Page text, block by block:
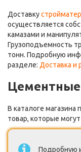
Доставку
осуществляется
камазами и
Грузоподъемность
тонн. Подробную
разделе: Доставка и
В каталоге
товар, которые
Подробную